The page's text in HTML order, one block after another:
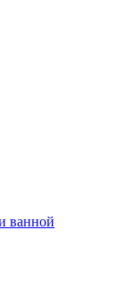
ванной